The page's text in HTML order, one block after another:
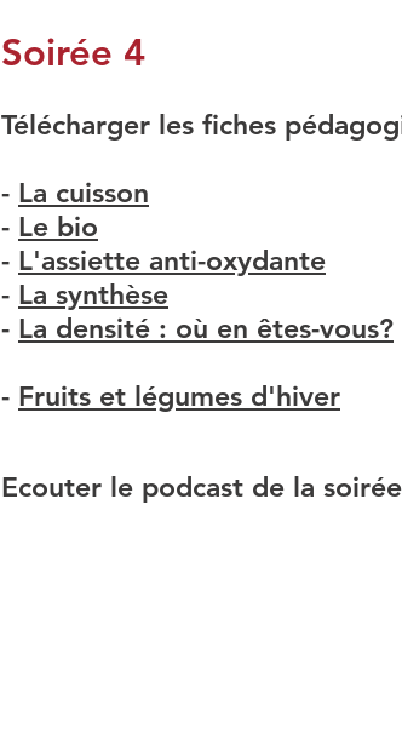
Soirée 4
Télécharger les fiches
- La cuisson
- Le bio
- L'assiette anti-oxydante
- La synthèse
- La densité : où en êtes-vous?
- Fruits et légumes d'hiver
Ecouter le podcast de la